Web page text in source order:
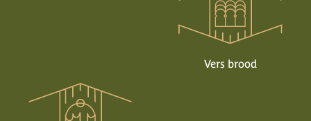
Vers brood